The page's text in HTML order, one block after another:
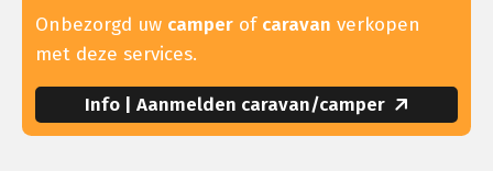
Onbezorgd uw camper of caravan verkopen
met deze services.
Info | Aanmelden caravan/camper